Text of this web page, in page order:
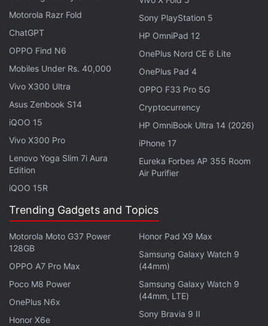
prévoir. Elles nous aideront à comprendre comment
les galaxies et leurs trous noirs ont évolué de
concert.
Motorola Razr Fold
ChatGPT
OPPO Find N6
Mobiles Under Rs. 40,000
Vivo X300 Ultra
Asus Zenbook S14
iQOO 15
Vivo X300 Pro
Lenovo Yoga Slim 7i Aura
Edition
iQOO 15R
Sony PlayStation 5
HP OmniPad 12
OnePlus Nord CE 6 Lite
OnePlus Pad 4
OPPO F33 Pro 5G
Cryptocurrency
HP OmniBook Ultra 14 (2026)
iPhone 17
Eureka Forbes AP 355 Room
Air Purifier
Trending Gadgets and Topics
Motorola Moto G37 Power
128GB
OPPO A7 Pro Max
Poco M8 Power
OnePlus N6x
Honor X6e
Honor Pad X9 Max
Samsung Galaxy Watch 9
(44mm)
Samsung Galaxy Watch 9
(44mm, LTE)
Sony Bravia 9 II